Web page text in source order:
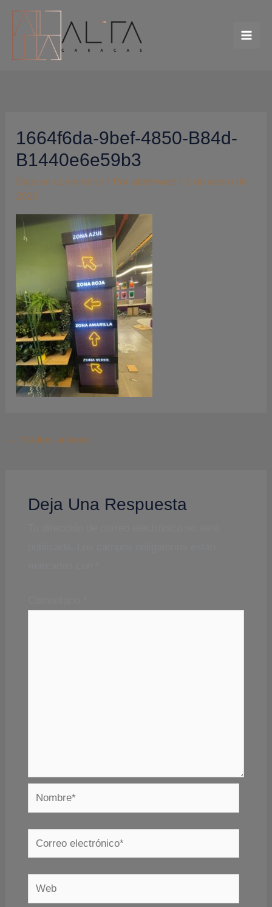
contenido
1664f6da-9bef-4850-B84d-
B1440e6e59b3
Deja un comentario / Por atermweb/ 3 de enero de
2025
← Medios anterior
Deja Una Respuesta
Nombre*
Correo
electrónico*
Web